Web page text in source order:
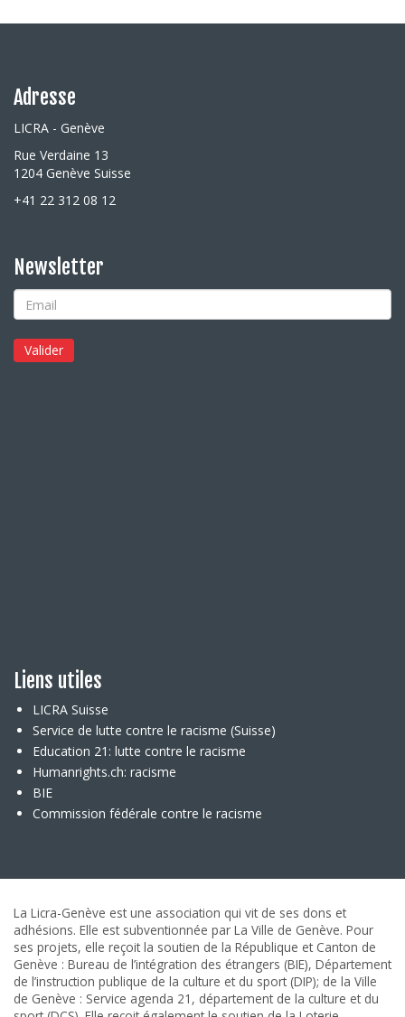
Adresse
LICRA - Genève
Rue Verdaine 13
1204 Genève Suisse
+41 22 312 08 12
Newsletter
Liens utiles
LICRA Suisse
Service de lutte contre le racisme (Suisse)
Education 21: lutte contre le racisme
Humanrights.ch: racisme
BIE
Commission fédérale contre le racisme
La Licra-Genève est une association qui vit de ses dons et
adhésions. Elle est subventionnée par La Ville de Genève. Pour
ses projets, elle reçoit la soutien de la République et Canton de
Genève : Bureau de l’intégration des étrangers (BIE), Département
de l’instruction publique de la culture et du sport (DIP); de la Ville
de Genève : Service agenda 21, département de la culture et du